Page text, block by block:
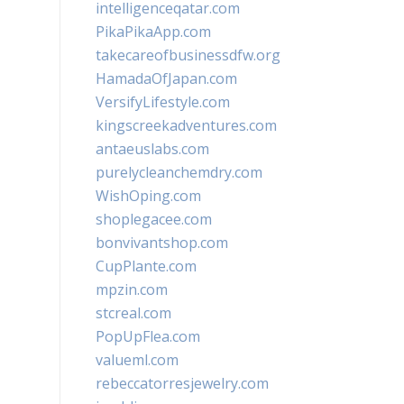
intelligenceqatar.com
PikaPikaApp.com
takecareofbusinessdfw.org
HamadaOfJapan.com
VersifyLifestyle.com
kingscreekadventures.com
antaeuslabs.com
purelycleanchemdry.com
WishOping.com
shoplegacee.com
bonvivantshop.com
CupPlante.com
mpzin.com
stcreal.com
PopUpFlea.com
valueml.com
rebeccatorresjewelry.com